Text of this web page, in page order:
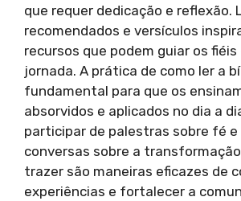
que requer dedicação e reflexão.
recomendados e versículos
recursos que podem guiar os fiéis
jornada. A prática de como ler a
fundamental para que os
absorvidos e aplicados no dia a
participar de palestras sobre fé e
conversas sobre a
trazer são maneiras eficazes de
experiências e fortalecer a